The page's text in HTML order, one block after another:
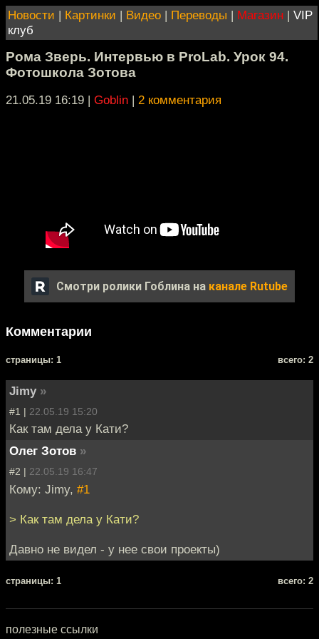
Новости | Картинки | Видео | Переводы | Магазин | VIP
клуб
Рома Зверь. Интервью в ProLab. Урок 94.
Фотошкола Зотова
21.05.19 16:19 | Goblin | 2 комментария
Смотри ролики Гоблина на канале Rutube
Комментарии
cтраницы: 1 всего: 2
Jimy »
#1 | 22.05.19 15:20
Как там дела у Кати?
Олег Зотов »
#2 | 22.05.19 16:47
Кому: Jimy, #1
> Как там дела у Кати?
Давно не видел - у нее свои проекты)
cтраницы: 1 всего: 2
полезные ссылки